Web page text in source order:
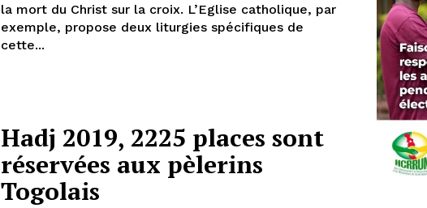
la mort du Christ sur la croix. L’Eglise catholique, par
exemple, propose deux liturgies spécifiques de
cette...
Hadj 2019, 2225 places sont
réservées aux pèlerins
Togolais